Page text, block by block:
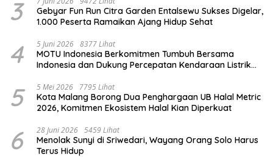
3
Gebyar Fun Run Citra Garden Entalsewu Sukses Digelar,
1.000 Peserta Ramaikan Ajang Hidup Sehat
4 5 Juni 2026 8377 Lihat
MOTU Indonesia Berkomitmen Tumbuh Bersama
Indonesia dan Dukung Percepatan Kendaraan Listrik
5 5 Mei 2026 7795 Lihat
Kota Malang Borong Dua Penghargaan UB Halal Metric
2026, Komitmen Ekosistem Halal Kian Diperkuat
6 28 Juni 2026 5459 Lihat
Menolak Sunyi di Sriwedari, Wayang Orang Solo Harus
Terus Hidup